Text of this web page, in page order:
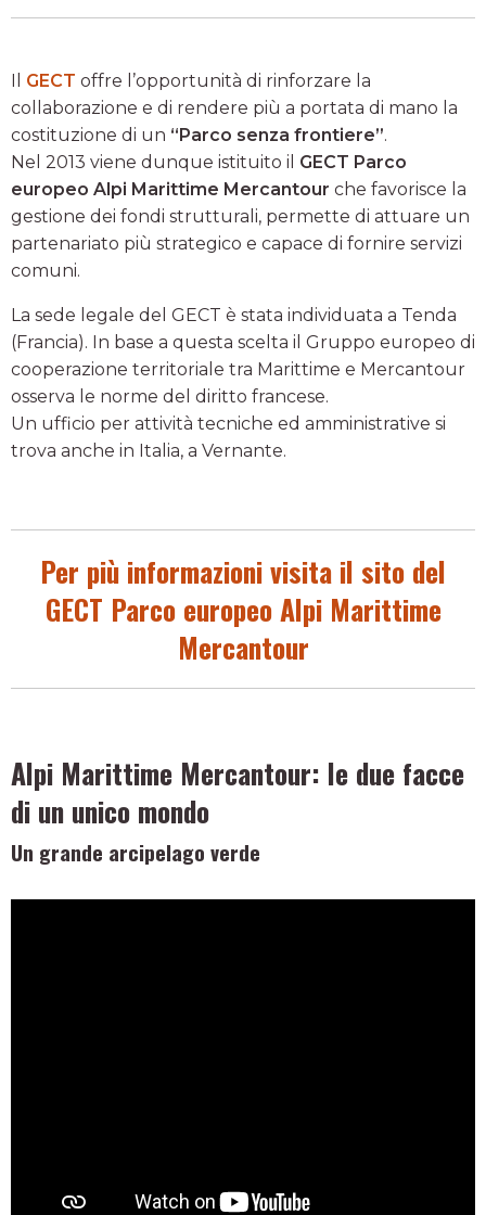
Il GECT offre l’opportunità di rinforzare la
collaborazione e di rendere più a portata di mano la
costituzione di un “Parco senza frontiere”.
Nel 2013 viene dunque istituito il GECT Parco
europeo Alpi Marittime Mercantour che favorisce la
gestione dei fondi strutturali, permette di attuare un
partenariato più strategico e capace di fornire servizi
comuni.
La sede legale del GECT è stata individuata a Tenda
(Francia). In base a questa scelta il Gruppo europeo di
cooperazione territoriale tra Marittime e Mercantour
osserva le norme del diritto francese.
Un ufficio per attività tecniche ed amministrative si
trova anche in Italia, a Vernante.
Per più informazioni visita il sito del
GECT Parco europeo Alpi Marittime
Mercantour
Alpi Marittime Mercantour: le due facce
di un unico mondo
Un grande arcipelago verde